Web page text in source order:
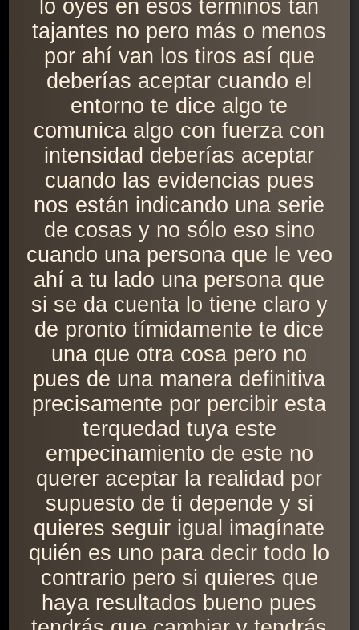
lo oyes en esos términos tan
tajantes no pero más o menos
por ahí van los tiros así que
deberías aceptar cuando el
entorno te dice algo te
comunica algo con fuerza con
intensidad deberías aceptar
cuando las evidencias pues
nos están indicando una serie
de cosas y no sólo eso sino
cuando una persona que le veo
ahí a tu lado una persona que
si se da cuenta lo tiene claro y
de pronto tímidamente te dice
una que otra cosa pero no
pues de una manera definitiva
precisamente por percibir esta
terquedad tuya este
empecinamiento de este no
querer aceptar la realidad por
supuesto de ti depende y si
quieres seguir igual imagínate
quién es uno para decir todo lo
contrario pero si quieres que
haya resultados bueno pues